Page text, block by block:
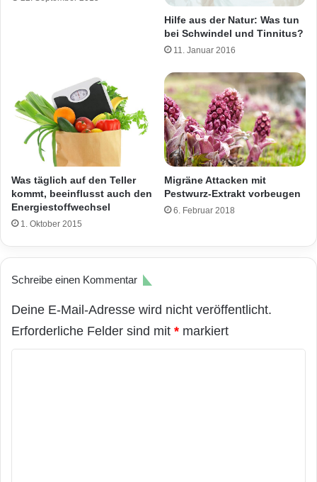
Hilfe aus der Natur: Was tun
bei Schwindel und Tinnitus?
11. Januar 2016
Was täglich auf den Teller
kommt, beeinflusst auch den
Energiestoffwechsel
1. Oktober 2015
Migräne Attacken mit
Pestwurz-Extrakt vorbeugen
6. Februar 2018
Schreibe einen Kommentar
Deine E-Mail-Adresse wird nicht veröffentlicht.
Erforderliche Felder sind mit * markiert